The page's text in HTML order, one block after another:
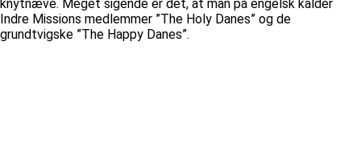
knytnæve. Meget sigende er det, at man på engelsk kalder
Indre Missions medlemmer ”The Holy Danes” og de
grundtvigske ”The Happy Danes”.